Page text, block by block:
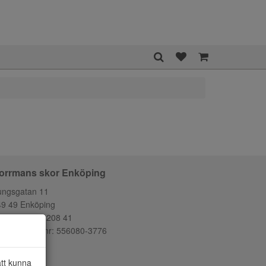
kunna
skor Enköping
11
49 Enköping
0171-208 41
556080-3776